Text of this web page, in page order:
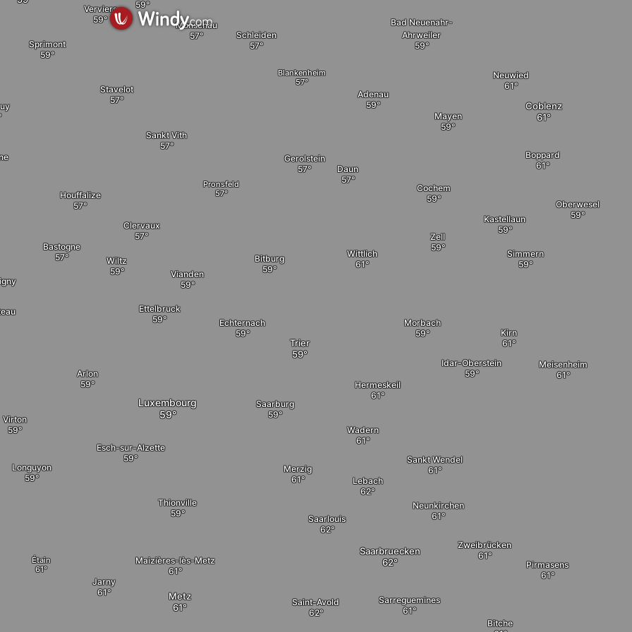
Clervaux
Wiltz
Ettelbruck
Vianden
Bastogne
Houffalize
Sankt Vith
Oberwesel
Boppard
Kastellaun
Cochem
Zell
Simmern
Pronsfeld
Daun
Gerolstein
Wittlich
Bitburg
Longuyon
Virton
Saarbruecken
Saint-Avold
Saarlouis
Pirmasens
Bitche
Sarreguemines
Zweibrücken
Neunkirchen
Lebach
Wadern
Saarburg
Trier
Merzig
Hermeskeil
Echternach
Arlon
Luxembourg
Esch-sur-Alzette
Meisenheim
Sankt Wendel
Idar-Oberstein
Kirn
Morbach
Blankenheim
Schleiden
Adenau
Monschau
Stavelot
Sprimont
Verviers
Étain
Thionville
Jarny
Maizières-lès-Metz
Metz
Coblenz
Neuwied
Mayen
Bad Neuenahr-
Ahrweiler